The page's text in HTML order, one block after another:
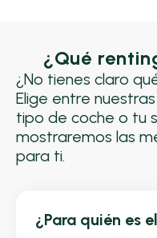
¿Qué
¿No tienes claro
Elige entre
tipo de coche o tu
mostraremos las
para ti.
¿Para quién es